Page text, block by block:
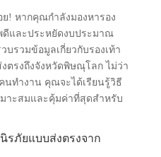
! หากคุณกำลังมองหารอง
ดีและประหยัดงบประมาณ
บรวมข้อมูลเกี่ยวกับรองเท้า
ตรงถึงจังหวัดพิษณุโลก ไม่ว่า
นทำงาน คุณจะได้เรียนรู้วิธี
มาะสมและคุ้มค่าที่สุดสำหรับ
รภัยแบบส่งตรงจาก